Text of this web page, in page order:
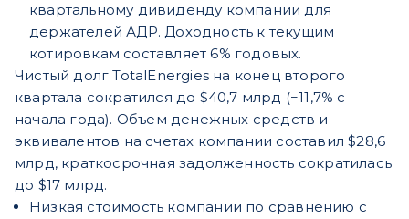
квартальному дивиденду компании для
держателей АДР. Доходность к текущим
котировкам составляет 6% годовых.
Чистый долг TotalEnergies на конец второго
квартала сократился до $40,7 млрд (−11,7% с
начала года). Объем денежных средств и
эквивалентов на счетах компании составил $28,6
млрд, краткосрочная задолженность сократилась
до $17 млрд.
Низкая стоимость компании по сравнению с